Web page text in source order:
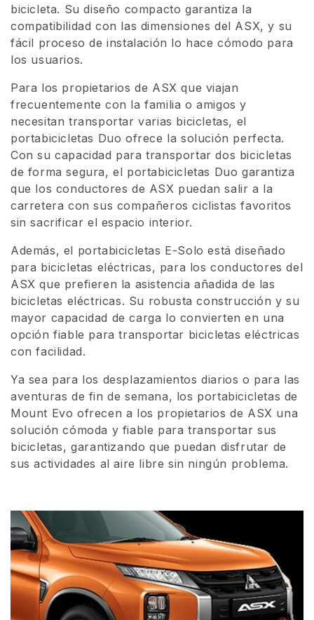
bicicleta. Su diseño compacto garantiza la
compatibilidad con las dimensiones del ASX, y su
fácil proceso de instalación lo hace cómodo para
los usuarios.
Para los propietarios de ASX que viajan
frecuentemente con la familia o amigos y
necesitan transportar varias bicicletas, el
portabicicletas Duo ofrece la solución perfecta.
Con su capacidad para transportar dos bicicletas
de forma segura, el portabicicletas Duo garantiza
que los conductores de ASX puedan salir a la
carretera con sus compañeros ciclistas favoritos
sin sacrificar el espacio interior.
Además, el portabicicletas E-Solo está diseñado
para bicicletas eléctricas, para los conductores del
ASX que prefieren la asistencia añadida de las
bicicletas eléctricas. Su robusta construcción y su
mayor capacidad de carga lo convierten en una
opción fiable para transportar bicicletas eléctricas
con facilidad.
Ya sea para los desplazamientos diarios o para las
aventuras de fin de semana, los portabicicletas de
Mount Evo ofrecen a los propietarios de ASX una
solución cómoda y fiable para transportar sus
bicicletas, garantizando que puedan disfrutar de
sus actividades al aire libre sin ningún problema.